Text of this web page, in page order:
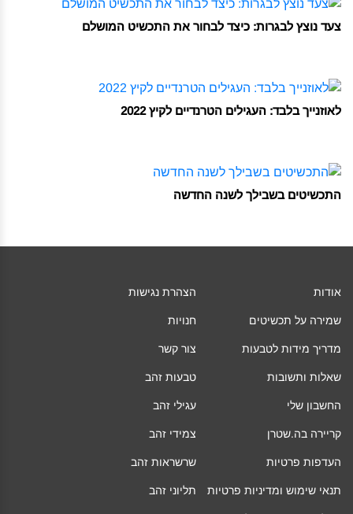
צעד נוצץ לבגרות: כיצד לבחור את התכשיט המושלם
לאוזנייך בלבד: העגילים הטרנדיים לקיץ 2022
התכשיטים בשבילך לשנה החדשה
אודות
שמירה על תכשיטים
מדריך מידות לטבעות
שאלות ותשובות
החשבון שלי
קריירה בה.שטרן
העדפות פרטיות
תנאי שימוש ומדיניות פרטיות
הצהרת נגישות
חנויות
צור קשר
טבעות זהב
עגילי זהב
צמידי זהב
שרשראות זהב
תליוני זהב